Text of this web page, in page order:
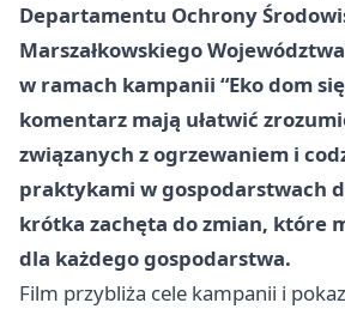
Departamentu Ochrony
Marszałkowskiego
w ramach kampanii “Eko dom
komentarz mają ułatwić
związanych z ogrzewaniem i
praktykami w gospodarstwach
krótka zachęta do zmian, które
dla każdego gospodarstwa.
Film przybliża cele kampanii i